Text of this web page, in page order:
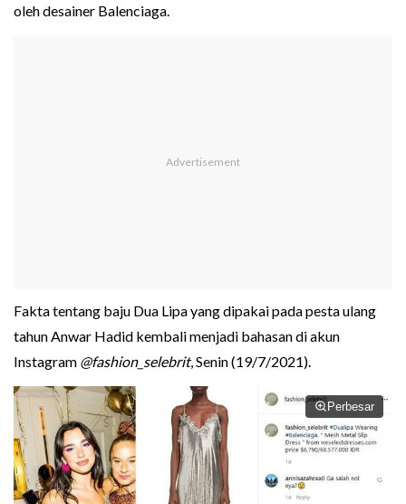
oleh desainer Balenciaga.
Fakta tentang baju Dua Lipa yang dipakai pada pesta ulang
tahun Anwar Hadid kembali menjadi bahasan di akun
Instagram @fashion_selebrit, Senin (19/7/2021).
Perbesar